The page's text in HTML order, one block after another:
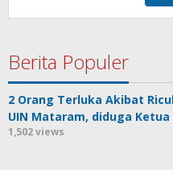
Berita Populer
2 Orang Terluka Akibat
UIN Mataram, diduga
1,502 views